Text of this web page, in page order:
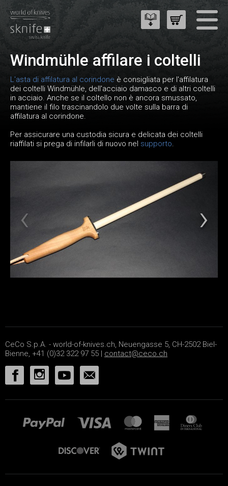
Windmühle affilare i coltelli
L'asta di affilatura al corindone è consigliata per l'affilatura
dei coltelli Windmühle, dell'acciaio damasco e di altri coltelli
in acciaio. Anche se il coltello non è ancora smussato,
mantiene il filo trascinandolo due volte sulla barra di
affilatura al corindone.
Per assicurare una custodia sicura e delicata dei coltelli
riaffilati si prega di infilarli di nuovo nel supporto.
CeCo S.p.A. - world-of-knives.ch, Neuengasse 5, CH-2502 Biel-
Bienne, +41 (0)32 322 97 55 | contact@ceco.ch